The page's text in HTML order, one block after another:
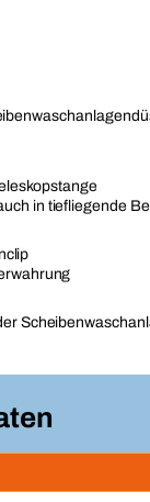
in tiefliegende